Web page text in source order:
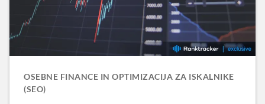
OSEBNE FINANCE IN OPTIMIZACIJA ZA ISKALNIKE
(SEO)